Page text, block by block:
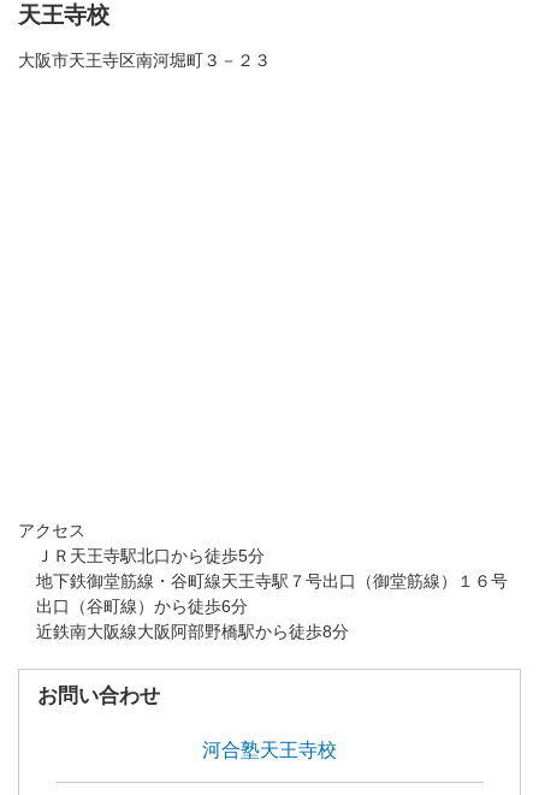
天王寺校
大阪市天王寺区南河堀町３－２３
アクセス
ＪＲ天王寺駅北口から徒歩5分
地下鉄御堂筋線・谷町線天王寺駅７号出口（御堂筋線）１６号
出口（谷町線）から徒歩6分
近鉄南大阪線大阪阿部野橋駅から徒歩8分
お問い合わせ
河合塾天王寺校